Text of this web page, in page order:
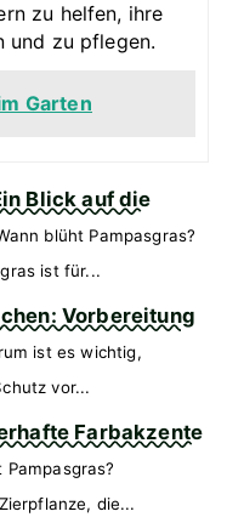
zu helfen, ihre
und zu pflegen.
Garten
Blick auf die
blüht Pampasgras?
ist für...
Vorbereitung
ist es wichtig,
vor...
Farbakzente
Pampasgras?
die...